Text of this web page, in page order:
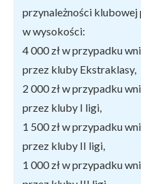
przynależności klubowej
w wysokości:
4 000 zł w przypadku
przez kluby Ekstraklasy,
2 000 zł w przypadku
przez kluby I ligi,
1 500 zł w przypadku
przez kluby II ligi,
1 000 zł w przypadku